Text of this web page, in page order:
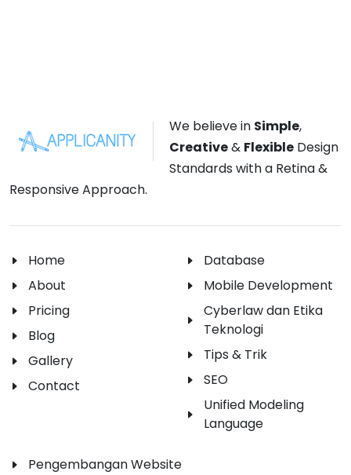
We believe in Simple,
Creative& Flexible Design
Standards with a Retina &
Responsive Approach.
Home
About
Pricing
Blog
Gallery
Contact
Database
Mobile Development
Cyberlaw dan Etika
Teknologi
Tips & Trik
SEO
Unified Modeling
Language
Pengembangan Website